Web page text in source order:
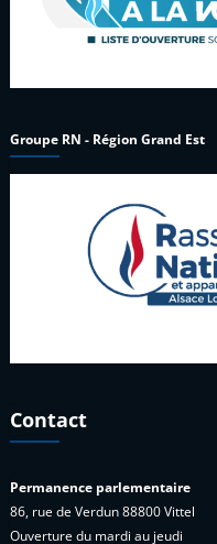
Groupe RN - Région Grand Est
Contact
Permanence parlementaire
86, rue de Verdun 88800 Vittel
Ouverture du mardi au jeudi